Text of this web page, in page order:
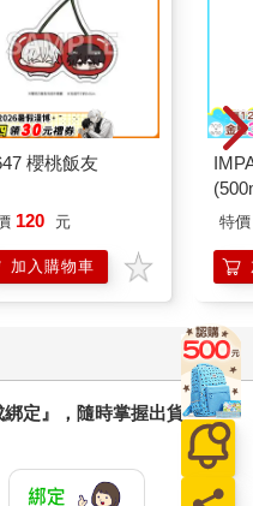
櫻桃飯友
120 元
加入購物車
特價
定』，隨時掌握出貨動